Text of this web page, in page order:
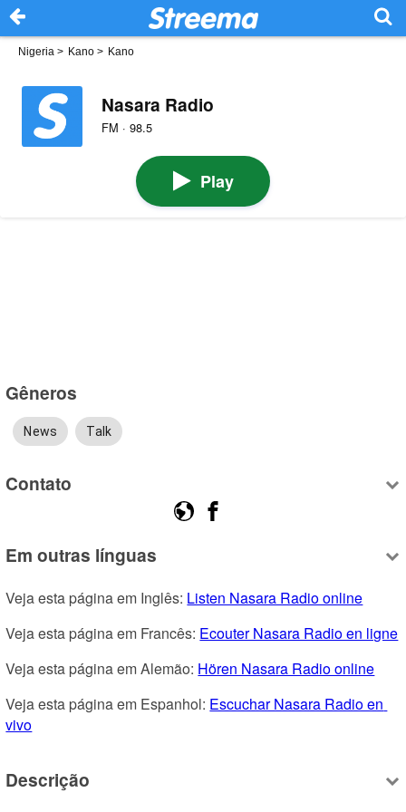
Nigeria > Kano > Kano
Nasara Radio
FM · 98.5
Play
Gêneros
News Talk
Contato
Em outras línguas
Veja esta página em Inglês: Listen Nasara Radio online
Veja esta página em Francês: Ecouter Nasara Radio en ligne
Veja esta página em Alemão: Hören Nasara Radio online
Veja esta página em Espanhol: Escuchar Nasara Radio en
vivo
Descrição